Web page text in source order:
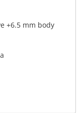
+6.5 mm body